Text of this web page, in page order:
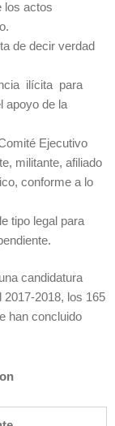
los actos
de decir verdad
ilícita para
de la
Ejecutivo
militante, afiliado
conforme a lo
tipo legal para
candidatura
2017-2018, los 165
han concluido